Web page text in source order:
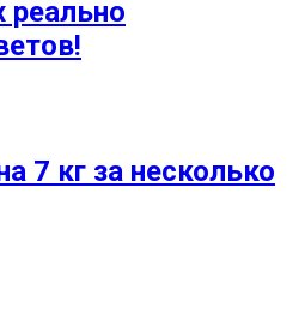
7 кг за несколько